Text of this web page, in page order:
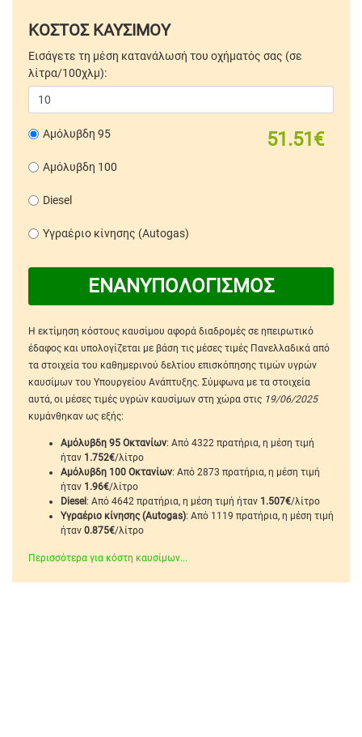
ΚΟΣΤΟΣ ΚΑΥΣΙΜΟΥ
Εισάγετε τη μέση κατανάλωσή του οχήματός σας (σε
λίτρα/100χλμ):
51.51€
Αμόλυβδη 95
Αμόλυβδη 100
Diesel
Υγραέριο κίνησης (Autogas)
ΕΝΑΝΥΠΟΛΟΓΙΣΜΟΣ
Η εκτίμηση κόστους καυσίμου αφορά διαδρομές σε ηπειρωτικό
έδαφος και υπολογίζεται με βάση τις μέσες τιμές Πανελλαδικά από
τα στοιχεία του καθημερινού δελτίου επισκόπησης τιμών υγρών
καυσίμων του Υπουργείου Ανάπτυξης. Σύμφωνα με τα στοιχεία
αυτά, οι μέσες τιμές υγρών καυσίμων στη χώρα στις 19/06/2025
κυμάνθηκαν ως εξής:
Αμόλυβδη 95 Οκτανίων: Από 4322 πρατήρια, η μέση τιμή
ήταν 1.752€/λίτρο
Αμόλυβδη 100 Οκτανίων: Από 2873 πρατήρια, η μέση τιμή
ήταν 1.96€/λίτρο
Diesel: Από 4642 πρατήρια, η μέση τιμή ήταν 1.507€/λίτρο
Υγραέριο κίνησης (Autogas): Από 1119 πρατήρια, η μέση τιμή
ήταν 0.875€/λίτρο
Περισσότερα για κόστη καυσίμων...